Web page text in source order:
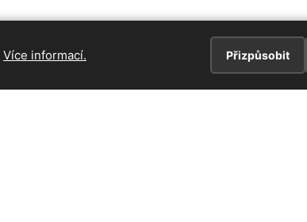
Více informací. Přizpůsobit